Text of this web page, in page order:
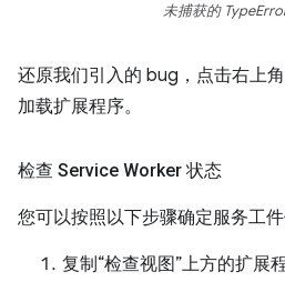
未捕获的 TypeError
还原我们引入的 bug，点击右上
加载扩展程序。
检查 Service Worker 状态
您可以按照以下步骤确定服务工
复制“检查视图”上方的扩展